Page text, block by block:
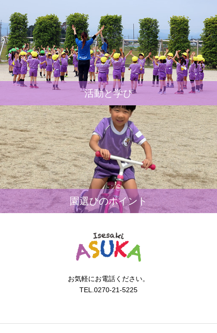
活動と学び
園選びのポイント
お気軽にお電話ください。
TEL.0270-21-5225